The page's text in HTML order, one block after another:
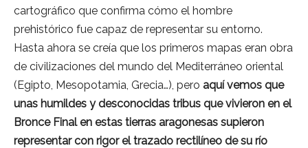
cartográfico que confirma cómo el hombre
prehistórico fue capaz de representar su entorno.
Hasta ahora se creía que los primeros mapas eran obra
de civilizaciones del mundo del Mediterráneo oriental
(Egipto, Mesopotamia, Grecia…), pero aquí vemos que
unas humildes y desconocidas tribus que vivieron en el
Bronce Final en estas tierras aragonesas supieron
representar con rigor el trazado rectilíneo de su río